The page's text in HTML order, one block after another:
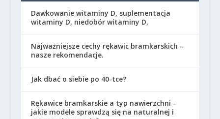
Dawkowanie witaminy D, suplementacja
witaminy D, niedobór witaminy D,
Najważniejsze cechy rękawic bramkarskich –
nasze rekomendacje.
Jak dbać o siebie po 40-tce?
Rękawice bramkarskie a typ nawierzchni –
jakie modele sprawdzą się na naturalnej i